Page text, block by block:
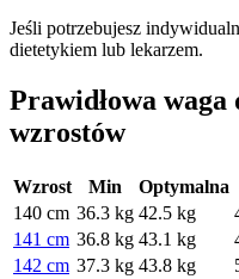
Jeśli potrzebujesz
dietetykiem lub lekarzem.
Prawidłowa waga
wzrostów
Wzrost Min Optymalna
140 cm 36.3 kg 42.5 kg
141 cm 36.8 kg 43.1 kg
142 cm 37.3 kg 43.8 kg